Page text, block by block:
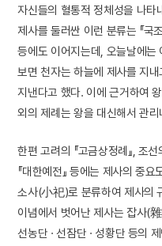
자신들의 혈통적 정체성을 나타
제사를 둘러싼 이런 분류는 『국
등에도 이어지는데, 오늘날에는
보면 천자는 하늘에 제사를 지
지낸다고 했다. 이에 근거하여
외의 제례는 왕을 대신해서 관
한편 고려의 『고금상정례』, 조
『대한예전』 등에는 제사의 중
소사(小祀)로 분류하여 제사의
이념에서 벗어난 제사는 잡사(
선농단 · 선잠단 · 성황단 등의